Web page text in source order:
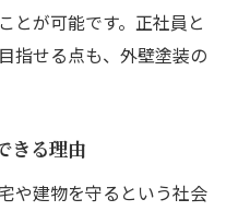
とが可能です。正社員と
指せる点も、外壁塗装の
きる理由
や建物を守るという社会